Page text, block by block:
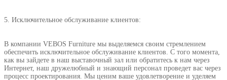
5. Исключительное обслуживание клиентов:
В компании VEBOS Furniture мы выделяемся своим стремлением
обеспечить исключительное обслуживание клиентов. С того момента,
как вы зайдете в наш выставочный зал или обратитесь к нам через
Интернет, наш дружелюбный и знающий персонал проведет вас через
процесс проектирования. Мы ценим ваше удовлетворение и уделяем